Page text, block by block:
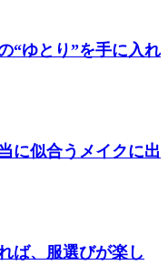
“ゆとり”を手に入れ
に似合うメイクに出
ば、服選びが楽し